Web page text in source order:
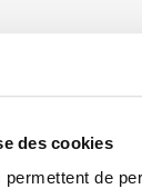
des cookies
de